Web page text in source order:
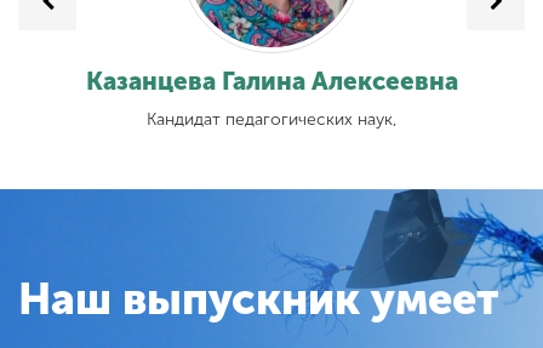
Казанцева Галина Алексеевна
Кандидат педагогических наук,
Наш выпускник умеет